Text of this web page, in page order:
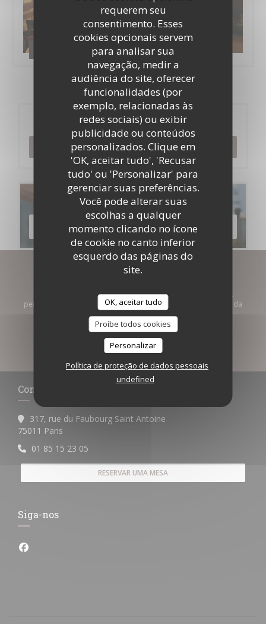
requerem seu
consentimento. Esses
cookies opcionais servem
para analisar sua
navegação, medir a
audiência do site, oferecer
funcionalidades (por
exemplo, relacionadas às
redes sociais) ou exibir
publicidade ou conteúdos
personalizados. Clique em
'OK, aceitar tudo', 'Recusar
tudo' ou 'Personalizar' para
gerenciar suas preferências.
Você pode alterar suas
escolhas a qualquer
momento clicando no ícone
de cookie no canto inferior
esquerdo das páginas do
site.
OK, aceitar tudo
Proíbe todos cookies
Personalizar
Política de proteção de dados pessoais
undefined
Reserva
RESERVAR UMA MESA
Menus
DESCUBRA O NOSSO MENU
Mantenha-se atualizado
Subscrever a nossa newsletter para receber comunicações
personalizadas e ofertas de marketing por correio eletrónico da
nossa parte.
SUBSCREVER
Contacte-nos
317, rue du Faubourg Saint Antoine
75011 Paris
01 85 15 23 05
RESERVAR UMA MESA
Siga-nos
Facebook ((abre numa nova janela))